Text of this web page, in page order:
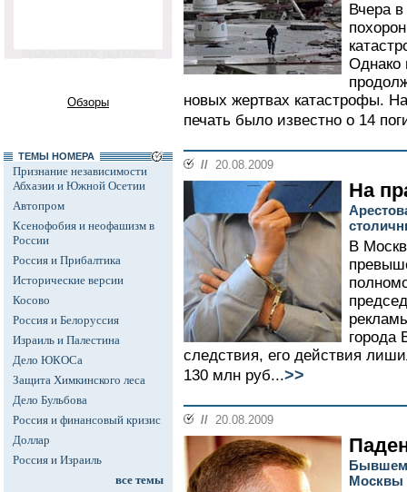
Обзоры
ТЕМЫ НОМЕРА
Признание независимости
Абхазии и Южной Осетии
Автопром
Ксенофобия и неофашизм в
России
Россия и Прибалтика
Исторические версии
Косово
Россия и Белоруссия
Израиль и Палестина
Дело ЮКОСа
Защита Химкинского леса
Дело Бульбова
Россия и финансовый кризис
Доллар
Россия и Израиль
все темы
Вчера
Однако
новых жертвах катастрофы.
печать было известно о 14
// 20.08.2009
На
В
города
следствия, его действия
130 млн руб...>>
// 20.08.2009
Москвы